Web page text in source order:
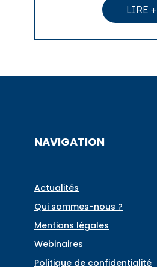
LIRE +
NAVIGATION
Actualités
Qui sommes-nous ?
Mentions légales
Webinaires
Politique de confidentialité